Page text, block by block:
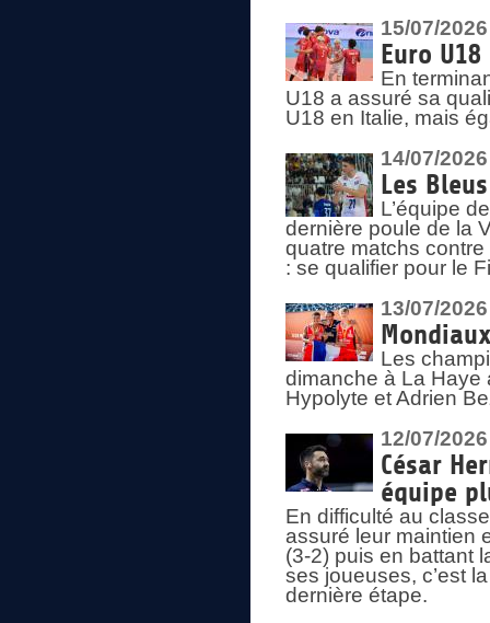
15/07/2026
Euro
En
U18 a assuré sa
U18 en Italie, mais
14/07/2026
Les
L’équipe
dernière poule de la
quatre matchs
: se qualifier pour le
13/07/2026
Les
dimanche à La Haye
Hypolyte et Adrien
12/07/2026
César
équipe
En difficulté au
assuré leur maintien
(3-2) puis en battant
ses joueuses, c’est
dernière étape.